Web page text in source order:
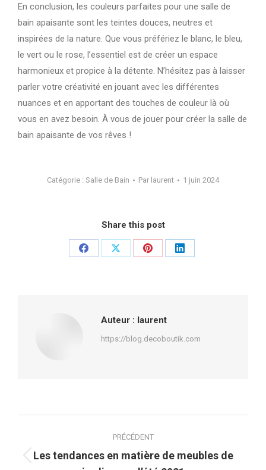
En conclusion, les couleurs parfaites pour une salle de
bain apaisante sont les teintes douces, neutres et
inspirées de la nature. Que vous préfériez le blanc, le bleu,
le vert ou le rose, l’essentiel est de créer un espace
harmonieux et propice à la détente. N’hésitez pas à laisser
parler votre créativité en jouant avec les différentes
nuances et en apportant des touches de couleur là où
vous en avez besoin. À vous de jouer pour créer la salle de
bain apaisante de vos rêves !
Catégorie : Salle de Bain Par laurent 1 juin 2024
Share this post
PartagerPartagerPartagerPartager
Auteur : laurent
https://blog.decoboutik.com
article
PRÉCÉDENT
Article
Les tendances en matière de meubles de